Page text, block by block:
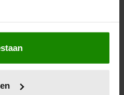
graag:
uw geografische
nauwkeurig kan zijn
(fingerprinting)